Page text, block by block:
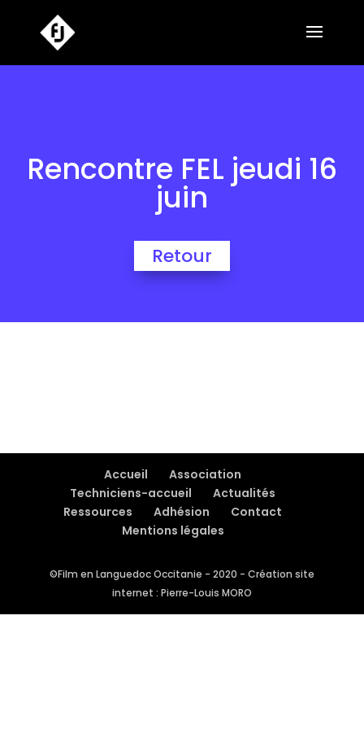
Rencontre FEL jeudi 16
juin
Retour
Accueil
Association
Techniciens-accueil
Actualités
Ressources
Adhésion
Contact
Mentions légales
©Film en Languedoc Occitanie - 2020 - Création site
internet : Pierre-Louis MORO